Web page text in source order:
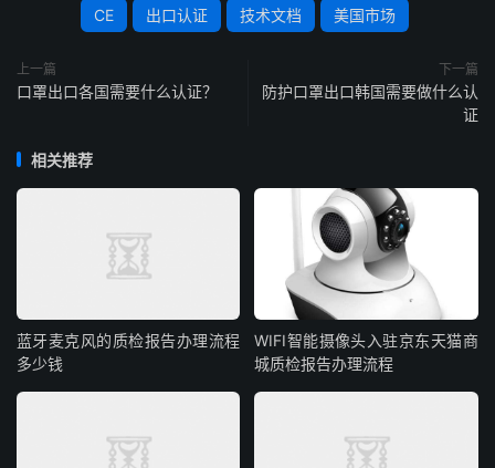
CE 出口认证 技术文档 美国市场
上一篇
口罩出口各国需要什么认证？
下一篇
防护口罩出口韩国需要做什么认
证
相关推荐
蓝牙麦克风的质检报告办理流程
多少钱
WIFI智能摄像头入驻京东天猫商
城质检报告办理流程